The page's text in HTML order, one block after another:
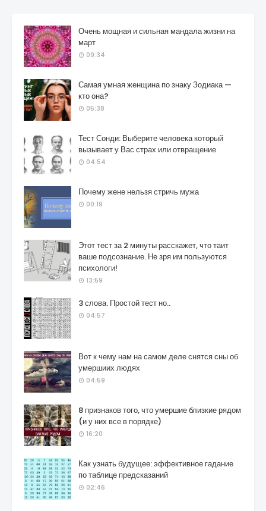
Очень мощная и сильная мандала жизни на
март
09:34
Самая умная женщина по знаку Зодиака —
кто она?
05:38
Тест Сонди: Выберите человека который
вызывает у Вас страх или отвращение
04:54
Почему жене нельзя стричь мужа
00:19
Этот тест за 2 минуты расскажет, что таит
ваше подсознание. Не зря им пользуются
психологи!
13:59
3 слова. Простой тест но..
04:57
Вот к чему нам на самом деле снятся сны об
умершиих людях
04:59
8 признаков того, что умершие близкие рядом
(и у них все в порядке)
16:20
Как узнать будущее: эффективное гадание
по таблице предсказаний
02:46